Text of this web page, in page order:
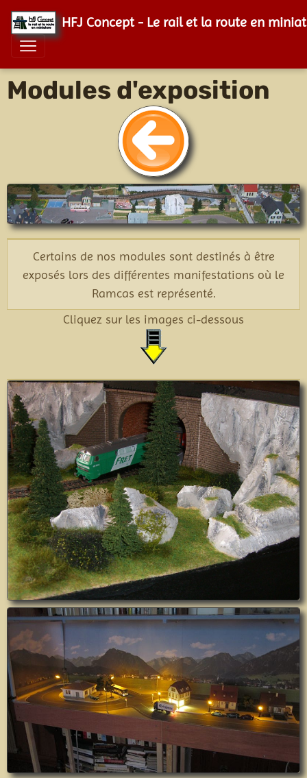
HFJ Concept - Le rail et la route en
Modules d'exposition
Certains de nos modules sont destinés à être
exposés lors des différentes manifestations où le
Ramcas est représenté.
Cliquez sur les images ci-dessous